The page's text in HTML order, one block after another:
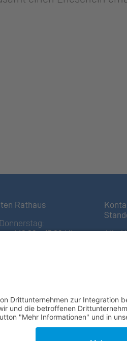
Rathaus
und 13:30 – 17:00 Uhr
/Forst
Alle